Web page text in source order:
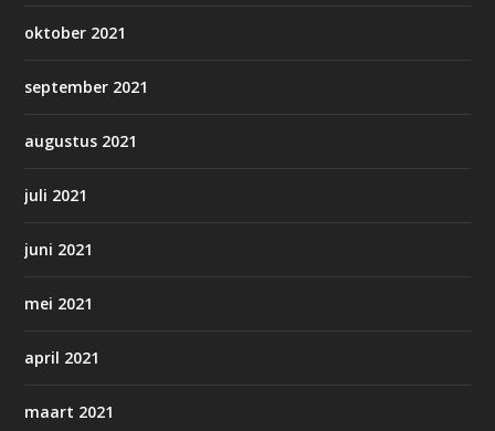
oktober 2021
september 2021
augustus 2021
juli 2021
juni 2021
mei 2021
april 2021
maart 2021